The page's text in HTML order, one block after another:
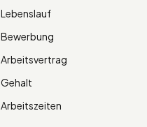
Lebenslauf
Bewerbung
Arbeitsvertrag
Gehalt
Arbeitszeiten